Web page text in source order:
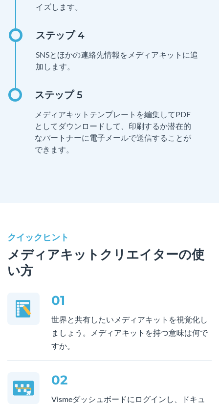
イズします。
SNSとほかの連絡先情報をメディアキットに追
加します。
メディアキットテンプレートを編集してPDF
としてダウンロードして、印刷するか潜在的
なパートナーに電子メールで送信することが
できます。
クイックヒント
メディアキットクリエイターの使
い方
01
世界と共有したいメディアキットを視覚化し
ましょう。メディアキットを持つ意味は何で
すか。
02
Vismeダッシュボードにログインし、ドキュ